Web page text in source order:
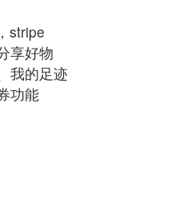
stripe
享好物
我的足迹
功能